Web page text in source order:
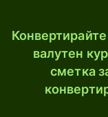
валутен
сметка